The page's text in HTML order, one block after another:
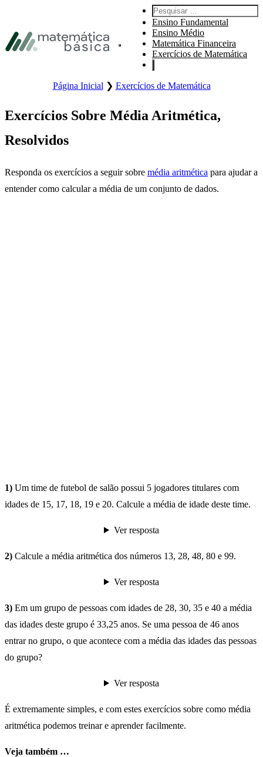
Pular Rodapé
Abre o menu principal do site.
Pesquisar por:
Ensino Fundamental
Ensino Médio
Matemática Financeira
Exercícios de Matemática
Página Inicial ❯ Exercícios de Matemática
Exercícios Sobre Média Aritmética,
Resolvidos
Responda os exercícios a seguir sobre média aritmética para ajudar a
entender como calcular a média de um conjunto de dados.
1) Um time de futebol de salão possui 5 jogadores titulares com
idades de 15, 17, 18, 19 e 20. Calcule a média de idade deste time.
Ver resposta
2) Calcule a média aritmética dos números 13, 28, 48, 80 e 99.
Ver resposta
3) Em um grupo de pessoas com idades de 28, 30, 35 e 40 a média
das idades deste grupo é 33,25 anos. Se uma pessoa de 46 anos
entrar no grupo, o que acontece com a média das idades das pessoas
do grupo?
Ver resposta
É extremamente simples, e com estes exercícios sobre como média
aritmética podemos treinar e aprender facilmente.
Veja também …